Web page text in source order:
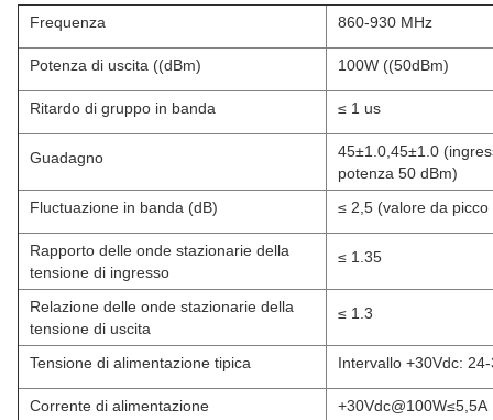
Frequenza 860-930 MHz
Potenza di uscita ((dBm) 100W ((50dBm)
Ritardo di gruppo in banda ≤ 1 us
Guadagno
45±1.0,45±1.0
potenza 50 dBm)
Fluctuazione in banda (dB)
≤ 2,5 (valore da picco
Rapporto delle onde stazionarie della
tensione di ingresso
≤ 1.35
Relazione delle onde stazionarie della
tensione di uscita
≤ 1.3
Tensione di alimentazione tipica Intervallo +30Vdc:
Corrente di alimentazione +30Vdc@100W≤5,5A